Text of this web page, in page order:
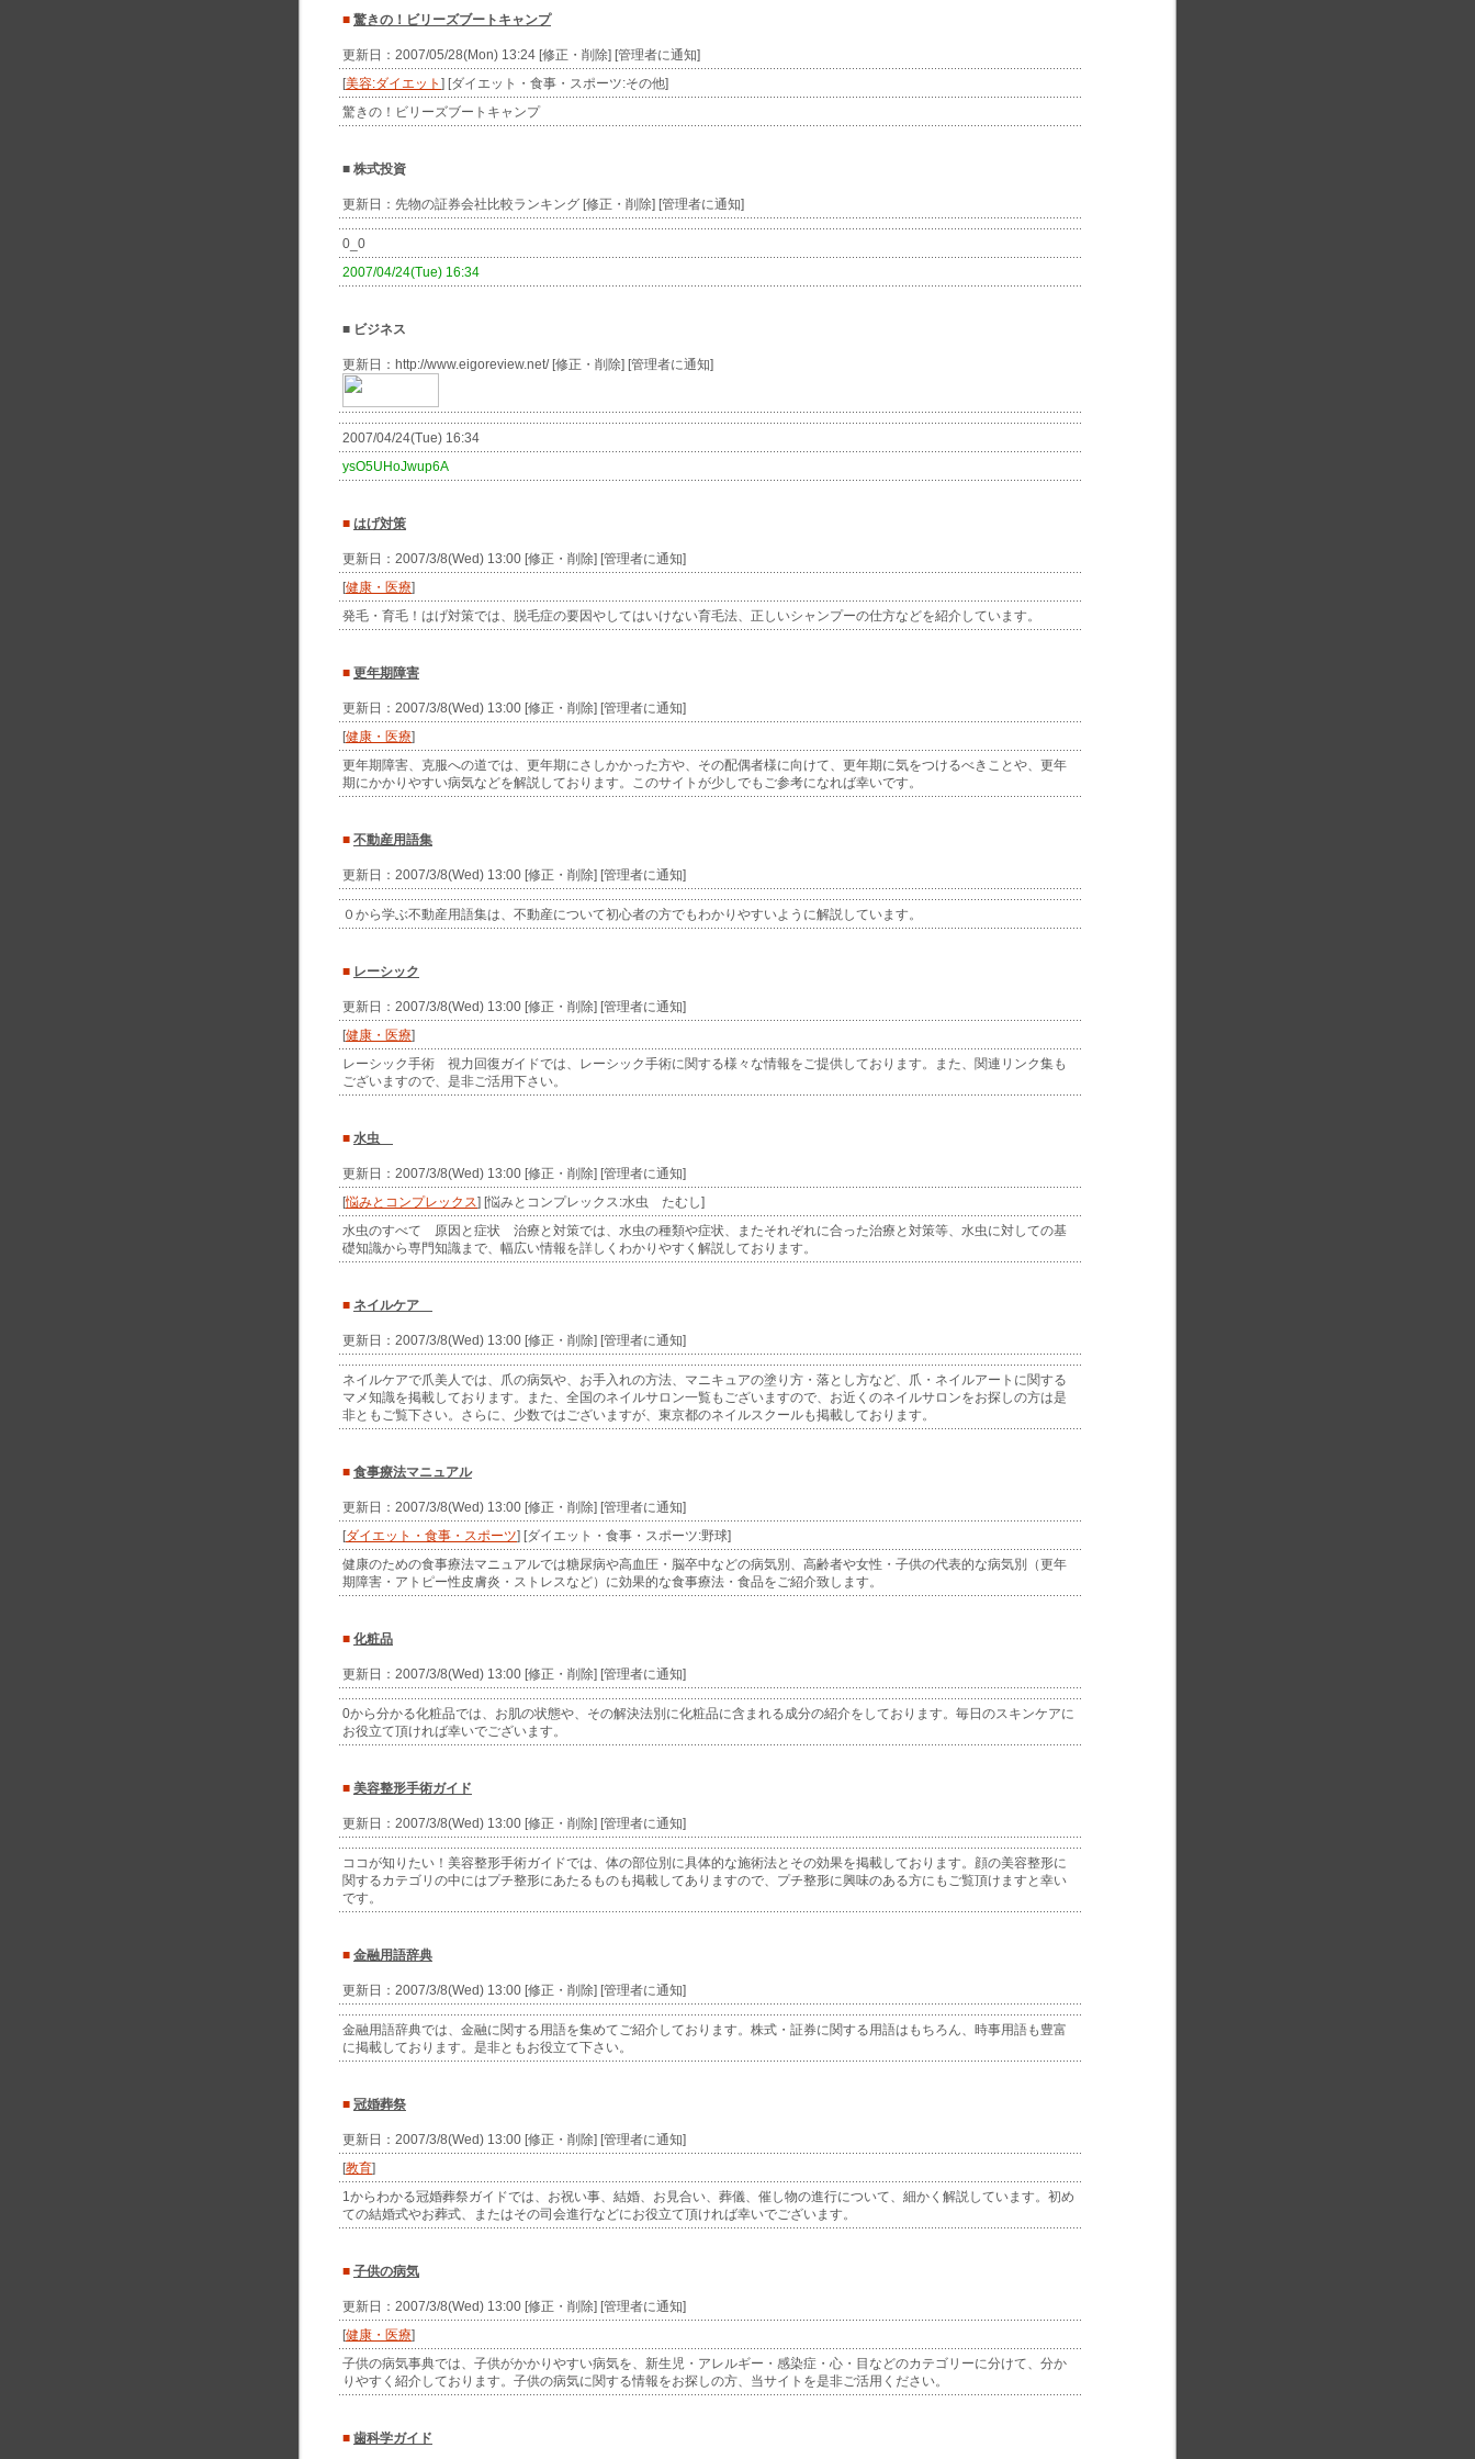
■ 驚きの！ビリーズブートキャンプ
更新日：2007/05/28(Mon) 13:24 [修正・削除] [管理者に通知]
[美容:ダイエット ] [ダイエット・食事・スポーツ:その他]
驚きの！ビリーズブートキャンプ
■ 株式投資
更新日：先物の証券会社比較ランキング [修正・削除] [管理者に通知]
0_0
2007/04/24(Tue) 16:34
■ ビジネス
更新日：http://www.eigoreview.net/ [修正・削除] [管理者に通知]
2007/04/24(Tue) 16:34
ysO5UHoJwup6A
■ はげ対策
更新日：2007/3/8(Wed) 13:00 [修正・削除] [管理者に通知]
[健康・医療]
発毛・育毛！はげ対策では、脱毛症の要因やしてはいけない育毛法、正しいシャンプーの仕方などを紹介しています。
■ 更年期障害
更新日：2007/3/8(Wed) 13:00 [修正・削除] [管理者に通知]
[健康・医療]
更年期障害、克服への道では、更年期にさしかかった方や、その配偶者様に向けて、更年期に気をつけるべきことや、更年
期にかかりやすい病気などを解説しております。このサイトが少しでもご参考になれば幸いです。
■ 不動産用語集
更新日：2007/3/8(Wed) 13:00 [修正・削除] [管理者に通知]
０から学ぶ不動産用語集は、不動産について初心者の方でもわかりやすいように解説しています。
■ レーシック
更新日：2007/3/8(Wed) 13:00 [修正・削除] [管理者に通知]
[健康・医療]
レーシック手術 視力回復ガイドでは、レーシック手術に関する様々な情報をご提供しております。また、関連リンク集も
ございますので、是非ご活用下さい。
■ 水虫
更新日：2007/3/8(Wed) 13:00 [修正・削除] [管理者に通知]
[悩みとコンプレックス] [悩みとコンプレックス:水虫 たむし]
水虫のすべて 原因と症状 治療と対策では、水虫の種類や症状、またそれぞれに合った治療と対策等、水虫に対しての基
礎知識から専門知識まで、幅広い情報を詳しくわかりやすく解説しております。
■ ネイルケア
更新日：2007/3/8(Wed) 13:00 [修正・削除] [管理者に通知]
ネイルケアで爪美人では、爪の病気や、お手入れの方法、マニキュアの塗り方・落とし方など、爪・ネイルアートに関する
マメ知識を掲載しております。また、全国のネイルサロン一覧もございますので、お近くのネイルサロンをお探しの方は是
非ともご覧下さい。さらに、少数ではございますが、東京都のネイルスクールも掲載しております。
■ 食事療法マニュアル
更新日：2007/3/8(Wed) 13:00 [修正・削除] [管理者に通知]
[ダイエット・食事・スポーツ] [ダイエット・食事・スポーツ:野球]
健康のための食事療法マニュアルでは糖尿病や高血圧・脳卒中などの病気別、高齢者や女性・子供の代表的な病気別（更年
期障害・アトピー性皮膚炎・ストレスなど）に効果的な食事療法・食品をご紹介致します。
■ 化粧品
更新日：2007/3/8(Wed) 13:00 [修正・削除] [管理者に通知]
0から分かる化粧品では、お肌の状態や、その解決法別に化粧品に含まれる成分の紹介をしております。毎日のスキンケアに
お役立て頂ければ幸いでございます。
■ 美容整形手術ガイド
更新日：2007/3/8(Wed) 13:00 [修正・削除] [管理者に通知]
ココが知りたい！美容整形手術ガイドでは、体の部位別に具体的な施術法とその効果を掲載しております。顔の美容整形に
関するカテゴリの中にはプチ整形にあたるものも掲載してありますので、プチ整形に興味のある方にもご覧頂けますと幸い
です。
■ 金融用語辞典
更新日：2007/3/8(Wed) 13:00 [修正・削除] [管理者に通知]
金融用語辞典では、金融に関する用語を集めてご紹介しております。株式・証券に関する用語はもちろん、時事用語も豊富
に掲載しております。是非ともお役立て下さい。
■ 冠婚葬祭
更新日：2007/3/8(Wed) 13:00 [修正・削除] [管理者に通知]
[教育]
1からわかる冠婚葬祭ガイドでは、お祝い事、結婚、お見合い、葬儀、催し物の進行について、細かく解説しています。初め
ての結婚式やお葬式、またはその司会進行などにお役立て頂ければ幸いでございます。
■ 子供の病気
更新日：2007/3/8(Wed) 13:00 [修正・削除] [管理者に通知]
[健康・医療]
子供の病気事典では、子供がかかりやすい病気を、新生児・アレルギー・感染症・心・目などのカテゴリーに分けて、分か
りやすく紹介しております。子供の病気に関する情報をお探しの方、当サイトを是非ご活用ください。
■ 歯科学ガイド